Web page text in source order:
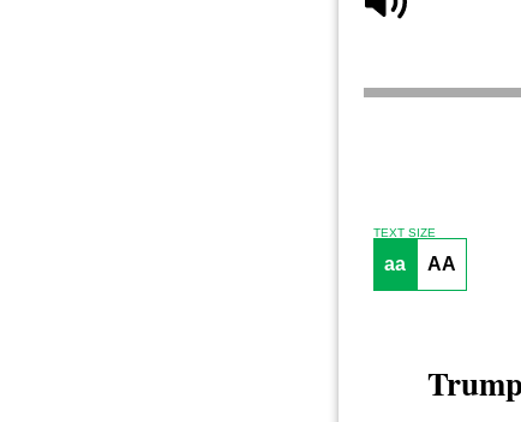
TEXT SIZE
aa AA